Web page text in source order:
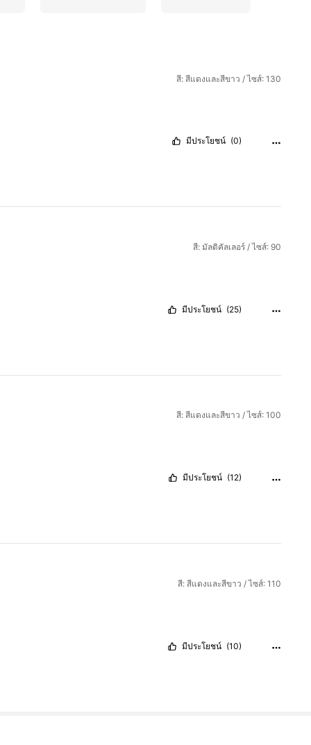
สี: สีแดงและสีขาว / ไซส์: 130
มีประโยชน์ (0)
สี: มัลติคัลเลอร์ / ไซส์: 90
มีประโยชน์ (25)
สี: สีแดงและสีขาว / ไซส์: 100
มีประโยชน์ (12)
สี: สีแดงและสีขาว / ไซส์: 110
มีประโยชน์ (10)